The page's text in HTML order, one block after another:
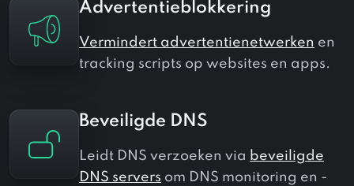
Advertentieblokkering
Vermindert advertentienetwerken en
tracking scripts op websites en apps.
Beveiligde DNS
Leidt DNS verzoeken via beveiligde
DNS servers om DNS monitoring en -